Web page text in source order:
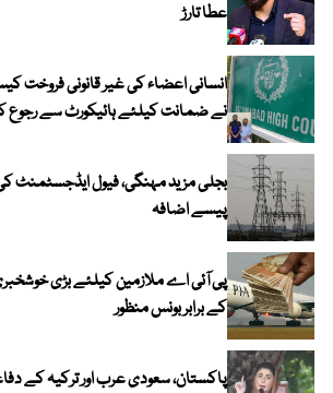
عطا تارڑ
انسانی اعضاء کی غیر قانونی فروخت
نے ضمانت کیلئے ہائیکورٹ سے رجوع
پیسے اضافہ
پی آئی اے ملازمین کیلئے بڑی
کے برابر بونس منظور
پاکستان، سعودی عرب اور ترکیہ کے